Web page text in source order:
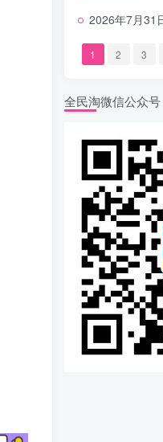
2026年7月31日 盒马周年庆多款买
1 2 3
全民淘微信公众